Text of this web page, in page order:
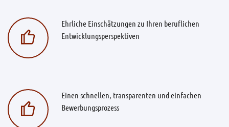
Ehrliche Einschätzungen zu Ihren beruflichen
Entwicklungsperspektiven
Einen schnellen, transparenten und einfachen
Bewerbungsprozess